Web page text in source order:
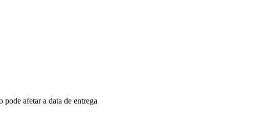
pode afetar a data de entrega